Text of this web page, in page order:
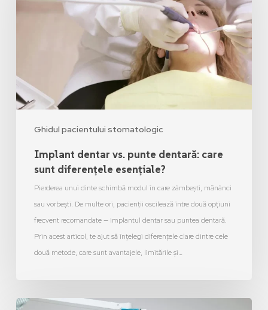
Ghidul pacientului stomatologic
Implant dentar vs. punte dentară: care
sunt diferențele esențiale?
Pierderea unui dinte schimbă modul în care zâmbești, mănânci
sau vorbești. De multe ori, pacienții oscilează între două opțiuni
frecvent recomandate — implantul dentar sau puntea dentară.
Prin acest articol, te ajut să înțelegi diferențele clare dintre cele
două metode, care sunt avantajele, limitările și…